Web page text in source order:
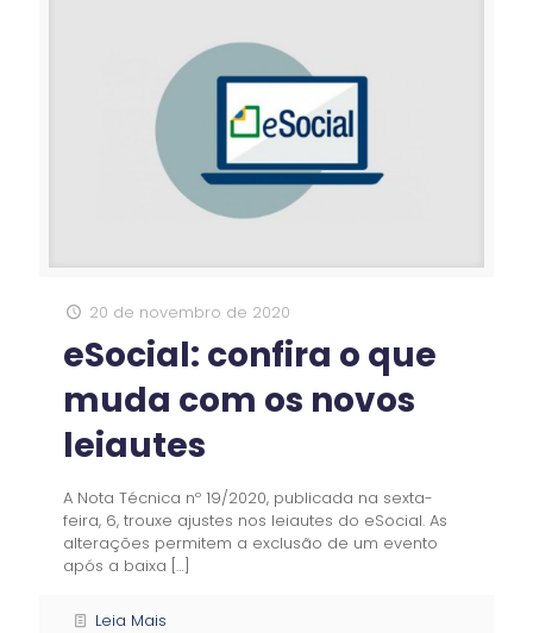
20 de novembro de 2020
eSocial: confira o que
muda com os novos
leiautes
A Nota Técnica nº 19/2020, publicada na sexta-
feira, 6, trouxe ajustes nos leiautes do eSocial. As
alterações permitem a exclusão de um evento
após a baixa […]
Leia Mais